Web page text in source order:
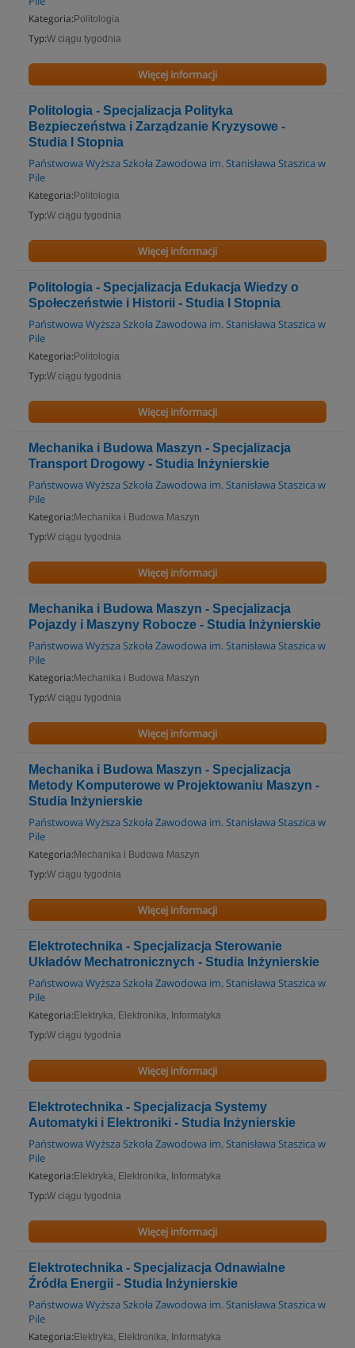
Kategoria: Politologia
Typ:W ciągu tygodnia
Więcej informacji
Politologia - Specjalizacja Polityka
Bezpieczeństwa i Zarządzanie Kryzysowe -
Studia I Stopnia
Państwowa Wyższa Szkoła Zawodowa im. Stanisława Staszica w
Pile
Kategoria: Politologia
Typ:W ciągu tygodnia
Więcej informacji
Politologia - Specjalizacja Edukacja Wiedzy o
Społeczeństwie i Historii - Studia I Stopnia
Państwowa Wyższa Szkoła Zawodowa im. Stanisława Staszica w
Pile
Kategoria: Politologia
Typ:W ciągu tygodnia
Więcej informacji
Mechanika i Budowa Maszyn - Specjalizacja
Transport Drogowy - Studia Inżynierskie
Państwowa Wyższa Szkoła Zawodowa im. Stanisława Staszica w
Pile
Kategoria: Mechanika i Budowa Maszyn
Typ:W ciągu tygodnia
Więcej informacji
Mechanika i Budowa Maszyn - Specjalizacja
Pojazdy i Maszyny Robocze - Studia Inżynierskie
Państwowa Wyższa Szkoła Zawodowa im. Stanisława Staszica w
Pile
Kategoria: Mechanika i Budowa Maszyn
Typ:W ciągu tygodnia
Więcej informacji
Mechanika i Budowa Maszyn - Specjalizacja
Metody Komputerowe w Projektowaniu Maszyn -
Studia Inżynierskie
Państwowa Wyższa Szkoła Zawodowa im. Stanisława Staszica w
Pile
Kategoria: Mechanika i Budowa Maszyn
Typ:W ciągu tygodnia
Więcej informacji
Elektrotechnika - Specjalizacja Sterowanie
Układów Mechatronicznych - Studia Inżynierskie
Państwowa Wyższa Szkoła Zawodowa im. Stanisława Staszica w
Pile
Kategoria: Elektryka, Elektronika, Informatyka
Typ:W ciągu tygodnia
Więcej informacji
Elektrotechnika - Specjalizacja Systemy
Automatyki i Elektroniki - Studia Inżynierskie
Państwowa Wyższa Szkoła Zawodowa im. Stanisława Staszica w
Pile
Kategoria: Elektryka, Elektronika, Informatyka
Typ:W ciągu tygodnia
Więcej informacji
Elektrotechnika - Specjalizacja Odnawialne
Źródła Energii - Studia Inżynierskie
Państwowa Wyższa Szkoła Zawodowa im. Stanisława Staszica w
Pile
Kategoria: Elektryka, Elektronika, Informatyka